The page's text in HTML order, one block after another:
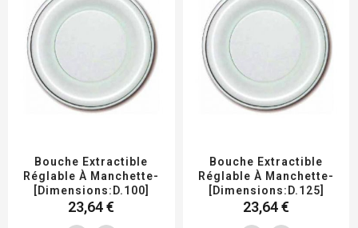
Bouche Extractible
Réglable À Manchette-
[Dimensions:D.100]
23,64 €
Bouche Extractible
Réglable À Manchette-
[Dimensions:D.125]
23,64 €